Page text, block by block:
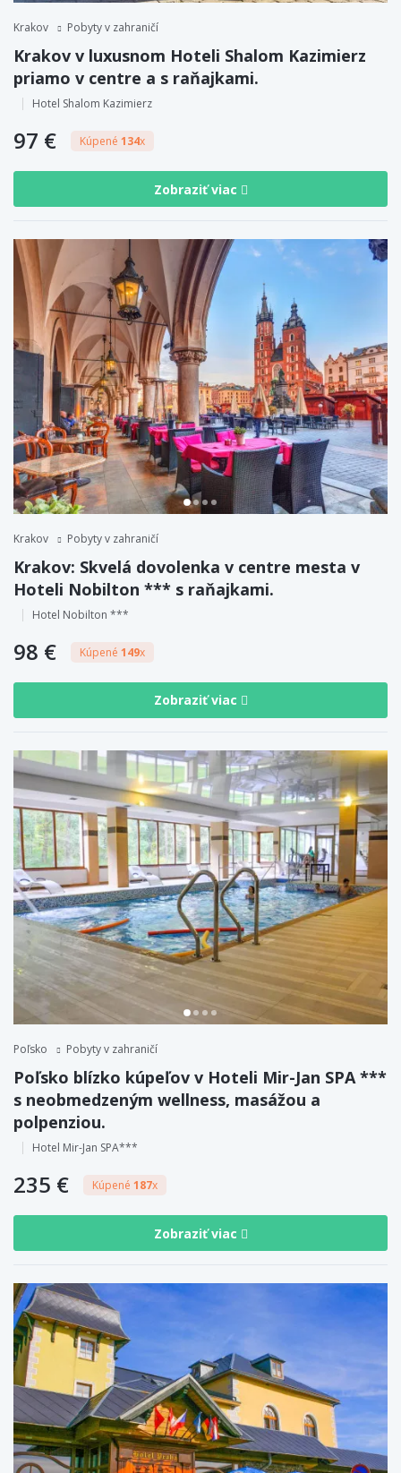
Krakov Pobyty v zahraničí
Krakov v luxusnom Hoteli Shalom Kazimierz
priamo v centre a s raňajkami.
Hotel Shalom Kazimierz
97 € Kúpené 134x
Zobraziť viac
Krakov Pobyty v zahraničí
Krakov: Skvelá dovolenka v centre mesta v
Hoteli Nobilton *** s raňajkami.
Hotel Nobilton ***
98 € Kúpené 149x
Zobraziť viac
Poľsko Pobyty v zahraničí
Poľsko blízko kúpeľov v Hoteli Mir-Jan SPA ***
s neobmedzeným wellness, masážou a
polpenziou.
Hotel Mir-Jan SPA***
235 € Kúpené 187x
Zobraziť viac